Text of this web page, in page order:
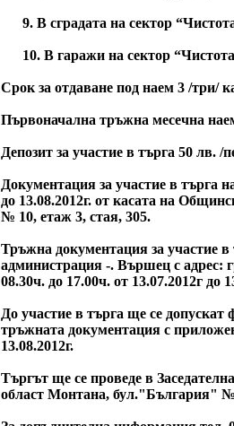
9. В сградата на сектор
10. В гаражи на сектор
Срок за отдаване под наем 3 /три/
Първоначална тръжна месечна
Депозит за участие в търга 50 лв. /
Документация за участие в търга
до 13.08.2012г. от касата на
№ 10, етаж 3, стая, 305.
Тръжна документация за участие
администрация -. Вършец с адрес:
08.30ч. до 17.00ч. от 13.07.2012г до
До участие в търга ще се
тръжната документация с
13.08.2012г.
Търгът ще се проведе в
област Монтана, бул."България"